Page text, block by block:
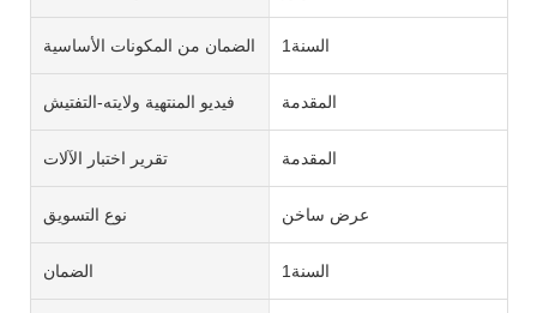
الضمان من المكونات الأساسية السنة1
فيديو المنتهية ولايته-التفتيش المقدمة
تقرير اختبار الآلات المقدمة
نوع التسويق عرض ساخن
الضمان السنة1